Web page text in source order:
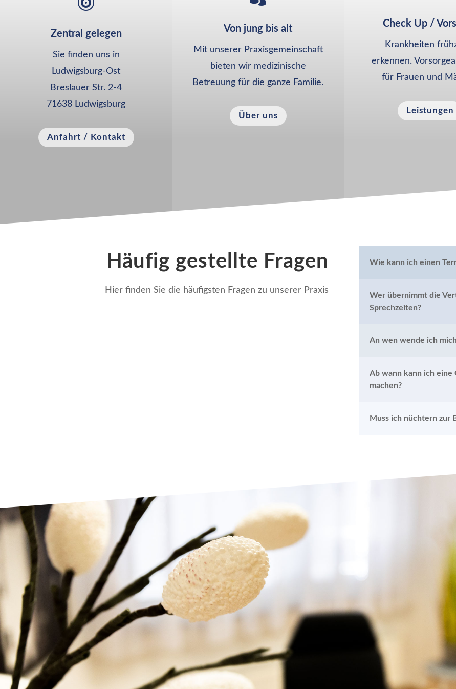
Zentral gelegen
Sie finden uns in
Ludwigsburg-Ost
Breslauer Str. 2-4
71638 Ludwigsburg
Anfahrt / Kontakt
Von jung bis alt
Mit unserer Praxisgemeinschaft
bieten wir medizinische
Betreuung für die ganze Familie.
Über uns
Check Up /
Krankheiten
erkennen.
für Frauen und
Leistungen
Häufig gestellte Fragen
Hier finden Sie die häufigsten Fragen zu unserer Praxis
Wie kann ich einen
Wer übernimmt die
Sprechzeiten?
An wen wende ich
Ab wann kann ich eine
machen?
Muss ich nüchtern zur